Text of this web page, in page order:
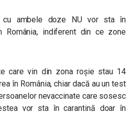
cu ambele doze NU vor sta în
România, indiferent din ce zone
care vin din zona roșie stau 14
în România, chiar dacă au un test
nevaccinate care sosesc
vor sta în carantină doar în